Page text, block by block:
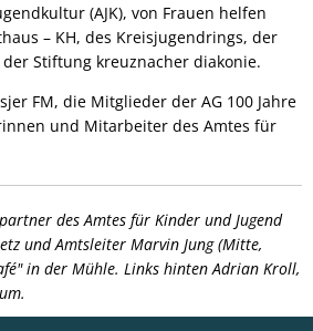
(AJK), von Frauen helfen
– KH, des Kreisjugendrings, der
der Stiftung kreuznacher diakonie.
FM, die Mitglieder der AG 100 Jahre
und Mitarbeiter des Amtes für
des Amtes für Kinder und Jugend
und Amtsleiter Marvin Jung (Mitte,
in der Mühle. Links hinten Adrian Kroll,